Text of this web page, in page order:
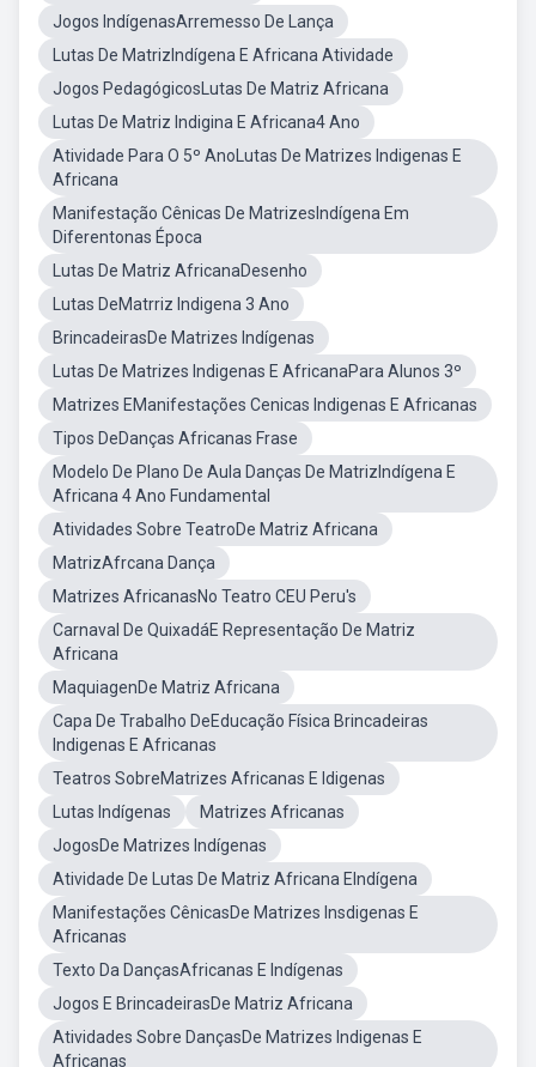
Jogos IndígenasArremesso De Lança
Lutas De MatrizIndígena E Africana Atividade
Jogos PedagógicosLutas De Matriz Africana
Lutas De Matriz Indigina E Africana4 Ano
Atividade Para O 5º AnoLutas De Matrizes Indigenas E
Africana
Manifestação Cênicas De MatrizesIndígena Em
Diferentonas Época
Lutas De Matriz AfricanaDesenho
Lutas DeMatrriz Indigena 3 Ano
BrincadeirasDe Matrizes Indígenas
Lutas De Matrizes Indigenas E AfricanaPara Alunos 3º
Matrizes EManifestações Cenicas Indigenas E Africanas
Tipos DeDanças Africanas Frase
Modelo De Plano De Aula Danças De MatrizIndígena E
Africana 4 Ano Fundamental
Atividades Sobre TeatroDe Matriz Africana
MatrizAfrcana Dança
Matrizes AfricanasNo Teatro CEU Peru's
Carnaval De QuixadáE Representação De Matriz
Africana
MaquiagenDe Matriz Africana
Capa De Trabalho DeEducação Física Brincadeiras
Indigenas E Africanas
Teatros SobreMatrizes Africanas E Idigenas
Lutas Indígenas
Matrizes Africanas
JogosDe Matrizes Indígenas
Atividade De Lutas De Matriz Africana EIndígena
Manifestações CênicasDe Matrizes Insdigenas E
Africanas
Texto Da DançasAfricanas E Indígenas
Jogos E BrincadeirasDe Matriz Africana
Atividades Sobre DançasDe Matrizes Indigenas E
Africanas